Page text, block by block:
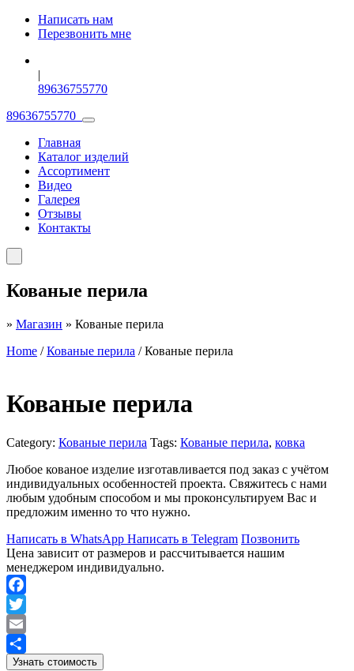
Написать нам
Перезвонить мне
|
89636755770
89636755770
Главная
Каталог изделий
Ассортимент
Видео
Галерея
Отзывы
Контакты
Кованые перила
» Магазин » Кованые перила
Home /Кованые перила / Кованые перила
Кованые перила
Category: Кованые перила Tags: Кованые перила, ковка
Любое кованое изделие изготавливается под заказ с учётом
индивидуальных особенностей проекта. Свяжитесь с нами
любым удобным способом и мы проконсультируем Вас и
предложим именно то что нужно.
Написать в WhatsApp Написать в Telegram Позвонить
Цена зависит от размеров и рассчитывается нашим
менеджером индивидуально.
Facebook
Twitter
Email
Отправить
Узнать стоимость